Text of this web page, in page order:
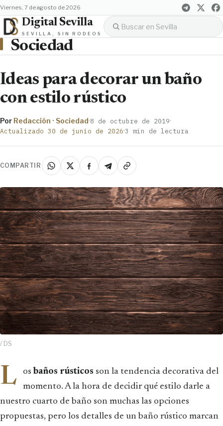
viernes, 7 de agosto de 2026
Digital Sevilla
SEVILLA, SIN RODEOS
Sociedad
Ideas para decorar un baño
con estilo rústico
Por Redacción · Sociedad·8 de octubre de 2019·
Actualizado 30 de junio de 2026·3 min de lectura
COMPARTIR
/ DS
L os baños rústicos son la tendencia decorativa del
momento. A la hora de decidir qué estilo darle a
nuestro cuarto de baño son muchas las opciones
propuestas, pero los detalles de un baño rústico marcan